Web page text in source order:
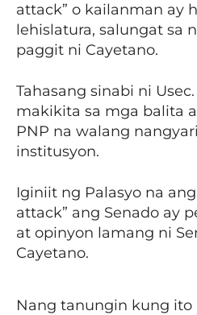
attack” o kailanman ay
lehislatura, salungat sa
paggit ni Cayetano.
Tahasang sinabi ni
makikita sa mga balita
PNP na walang
institusyon.
Iginiit ng Palasyo na
attack” ang Senado ay
at opinyon lamang ni
Cayetano.
Nang tanungin kung ito